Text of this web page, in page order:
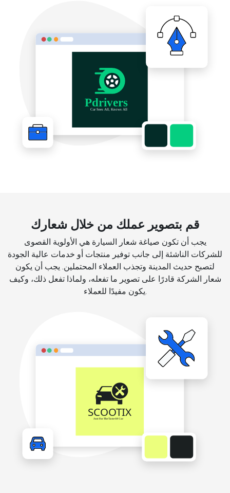
قم بتصوير عملك من خلال شعارك
يجب أن تكون صياغة شعار السيارة هي الأولوية القصوى
للشركات الناشئة إلى جانب توفير منتجات أو خدمات عالية الجودة
لتصبح حديث المدينة وتجذب العملاء المحتملين. يجب أن يكون
شعار الشركة قادرًا على تصوير ما تفعله، ولماذا تفعل ذلك، وكيف
يكون مفيدًا للعملاء.